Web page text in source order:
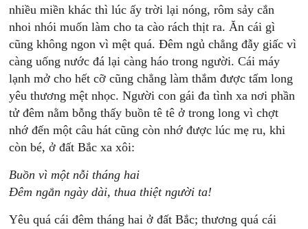
nhiều miền khác thì lúc ấy trời lại nóng, rôm sảy cắn
nhoi nhói muốn làm cho ta cào rách thịt ra. Ăn cái gì
cũng không ngon vì mệt quá. Đêm ngủ chẳng đẫy giấc vì
càng uống nước đá lại càng háo trong người. Cái máy
lạnh mở cho hết cỡ cũng chẳng làm thắm được tấm long
yêu thương mệt nhọc. Người con gái đa tình xa nơi phần
tử đêm nằm bỗng thấy buồn tê tê ở trong long vì chợt
nhớ đến một câu hát cũng còn nhớ được lúc mẹ ru, khi
còn bé, ở đất Bắc xa xôi:
Buồn vì một nỗi tháng hai
Đêm ngắn ngày dài, thua thiệt người ta!
Yêu quá cái đêm tháng hai ở đất Bắc; thương quá cái